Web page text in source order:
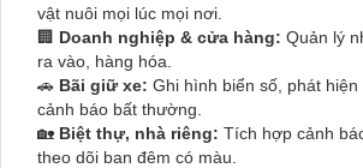
vật nuôi mọi lúc mọi nơi.
🏢 Doanh nghiệp & cửa hàng: Quản lý
ra vào, hàng hóa.
🚗 Bãi giữ xe: Ghi hình biển số, phát hiện
cảnh báo bất thường.
🏡 Biệt thự, nhà riêng: Tích hợp cảnh
theo dõi ban đêm có màu.